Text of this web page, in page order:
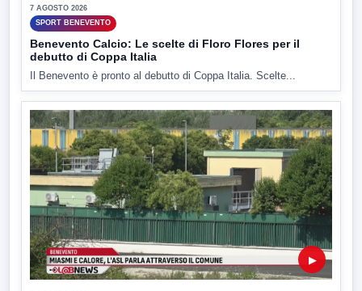
7 AGOSTO 2026
SPORT BENEVENTO
Benevento Calcio: Le scelte di Floro Flores per il
debutto di Coppa Italia
Il Benevento è pronto al debutto di Coppa Italia. Scelte...
▶